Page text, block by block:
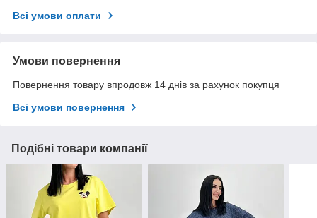
Всі умови оплати
Умови повернення
Повернення товару впродовж 14 днів за рахунок покупця
Всі умови повернення
Подібні товари компанії